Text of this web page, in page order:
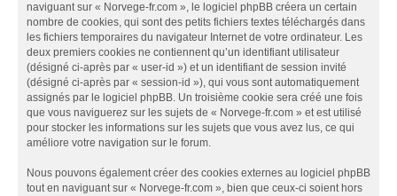
naviguant sur « Norvege-fr.com », le logiciel phpBB créera un certain
nombre de cookies, qui sont des petits fichiers textes téléchargés dans
les fichiers temporaires du navigateur Internet de votre ordinateur. Les
deux premiers cookies ne contiennent qu’un identifiant utilisateur
(désigné ci-après par « user-id ») et un identifiant de session invité
(désigné ci-après par « session-id »), qui vous sont automatiquement
assignés par le logiciel phpBB. Un troisième cookie sera créé une fois
que vous naviguerez sur les sujets de « Norvege-fr.com » et est utilisé
pour stocker les informations sur les sujets que vous avez lus, ce qui
améliore votre navigation sur le forum.
Nous pouvons également créer des cookies externes au logiciel phpBB
tout en naviguant sur « Norvege-fr.com », bien que ceux-ci soient hors